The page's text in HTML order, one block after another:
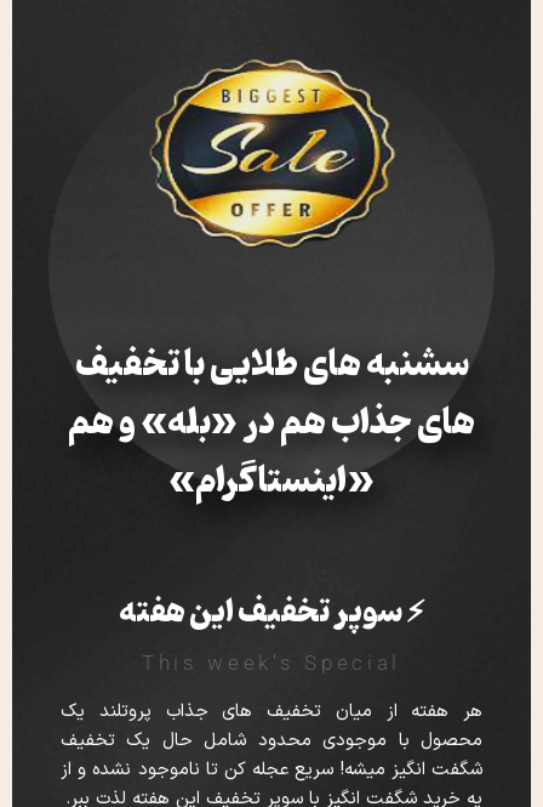
⚡ سوپر تخفیف این هفته
This week's Special
هر هفته از میان تخفیف های جذاب پروتلند یک
محصول با موجودی محدود شامل حال یک تخفیف
شگفت انگیز میشه! سریع عجله کن تا ناموجود نشده و از
یه خرید شگفت انگیز با سوپر تخفیف این هفته لذت ببر.
سشنبه های طلایی با تخفیف
های جذاب هم در «بله» و هم
«اینستاگرام»